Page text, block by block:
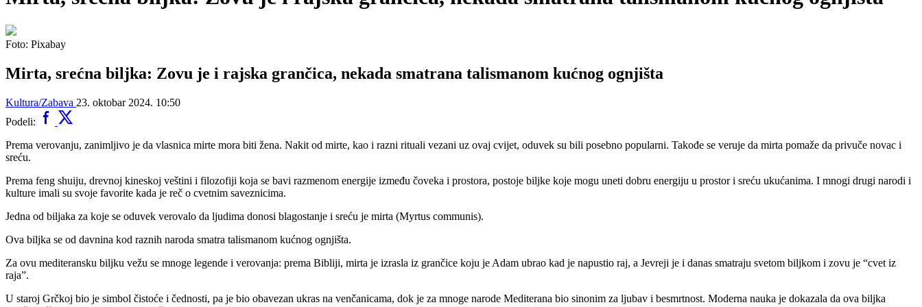
Foto: Pixabay
Mirta, srećna biljka: Zovu je i rajska grančica, nekada smatrana talismanom kućnog ognjišta
Kultura/Zabava 23. oktobar 2024. 10:50
Podeli:
Prema verovanju, zanimljivo je da vlasnica mirte mora biti žena. Nakit od mirte, kao i razni rituali vezani uz ovaj cvijet, oduvek su bili posebno popularni. Takođe se veruje da mirta pomaže da privuče novac i
sreću.
Prema feng shuiju, drevnoj kineskoj veštini i filozofiji koja se bavi razmenom energije između čoveka i prostora, postoje biljke koje mogu uneti dobru energiju u prostor i sreću ukućanima. I mnogi drugi narodi i
kulture imali su svoje favorite kada je reč o cvetnim saveznicima.
Jedna od biljaka za koje se oduvek verovalo da ljudima donosi blagostanje i sreću je mirta (Myrtus communis).
Ova biljka se od davnina kod raznih naroda smatra talismanom kućnog ognjišta.
Za ovu mediteransku biljku vežu se mnoge legende i verovanja: prema Bibliji, mirta je izrasla iz grančice koju je Adam ubrao kad je napustio raj, a Jevreji je i danas smatraju svetom biljkom i zovu je “cvet iz
raja”.
U staroj Grčkoj bio je simbol čistoće i čednosti, pa je bio obavezan ukras na venčanicama, dok je za mnoge narode Mediterana bio sinonim za ljubav i besmrtnost. Moderna nauka je dokazala da ova biljka